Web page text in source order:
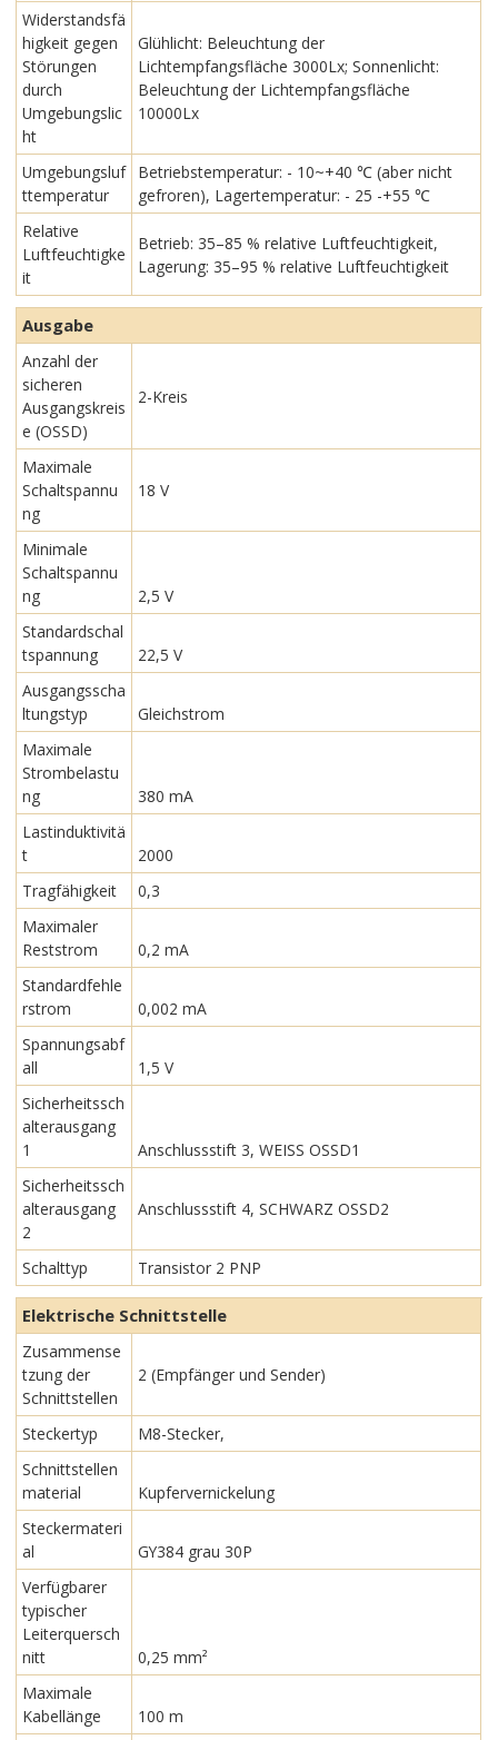
Widerstandsfä
higkeit gegen
Störungen
durch
Umgebungslic
ht
Glühlicht: Beleuchtung der
Lichtempfangsfläche 3000Lx; Sonnenlicht:
Beleuchtung der Lichtempfangsfläche
10000Lx
Umgebungsluf
ttemperatur
Betriebstemperatur: - 10~+40 ℃ (aber nicht
gefroren), Lagertemperatur: - 25 -+55 ℃
Relative
Luftfeuchtigke
it
Betrieb: 35–85 % relative Luftfeuchtigkeit,
Lagerung: 35–95 % relative Luftfeuchtigkeit
Ausgabe
Anzahl der
sicheren
Ausgangskreis
e (OSSD)
2-Kreis
Maximale
Schaltspannu
ng
18 V
Minimale
Schaltspannu
ng
2,5 V
Standardschal
tspannung
22,5 V
Ausgangsscha
ltungstyp
Gleichstrom
Maximale
Strombelastu
ng
380 mA
Lastinduktivitä
t
2000
Tragfähigkeit
0,3
Maximaler
Reststrom
0,2 mA
Standardfehle
rstrom
0,002 mA
Spannungsabf
all
1,5 V
Sicherheitssch
alterausgang
1
Anschlussstift 3, WEISS OSSD1
Sicherheitssch
alterausgang
2
Anschlussstift 4, SCHWARZ OSSD2
Schalttyp Transistor 2 PNP
Elektrische Schnittstelle
Zusammense
tzung der
Schnittstellen
2 (Empfänger und Sender)
Steckertyp
M8-Stecker,
Schnittstellen
material
Kupfervernickelung
Steckermateri
al
GY384 grau 30P
Verfügbarer
typischer
Leiterquersch
nitt
0,25 mm²
Maximale
Kabellänge
100 m